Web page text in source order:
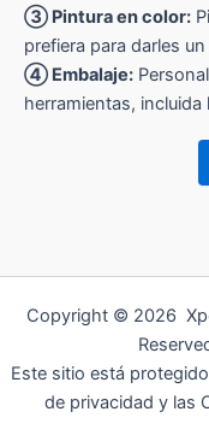
③ Pintura en color:
prefiera para darles
④ Embalaje:
herramientas, incluida
Copyright © 2026
Este sitio está
de privacidad y las